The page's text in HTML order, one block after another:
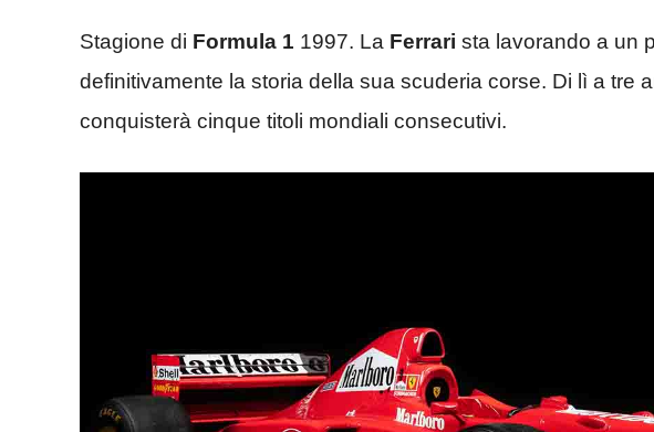
Stagione di Formula 1 1997. La Ferrari sta lavorando a un
definitivamente la storia della sua scuderia corse. Di lì a tre
conquisterà cinque titoli mondiali consecutivi.